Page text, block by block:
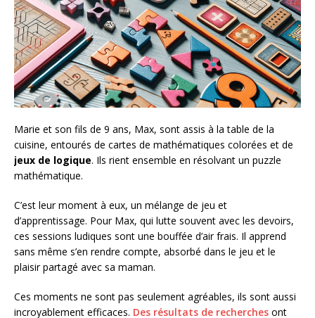
Marie et son fils de 9 ans, Max, sont assis à la table de la
cuisine, entourés de cartes de mathématiques colorées et de
jeux de logique. Ils rient ensemble en résolvant un puzzle
mathématique.
C’est leur moment à eux, un mélange de jeu et
d’apprentissage. Pour Max, qui lutte souvent avec les devoirs,
ces sessions ludiques sont une bouffée d’air frais. Il apprend
sans même s’en rendre compte, absorbé dans le jeu et le
plaisir partagé avec sa maman.
Ces moments ne sont pas seulement agréables, ils sont aussi
incroyablement efficaces. Des résultats de recherches ont